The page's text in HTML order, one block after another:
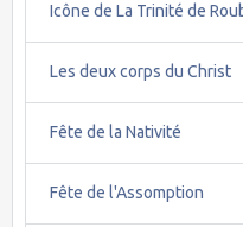
Icône de La Trinité de
Les deux corps du Christ
Fête de la Nativité
Fête de l'Assomption